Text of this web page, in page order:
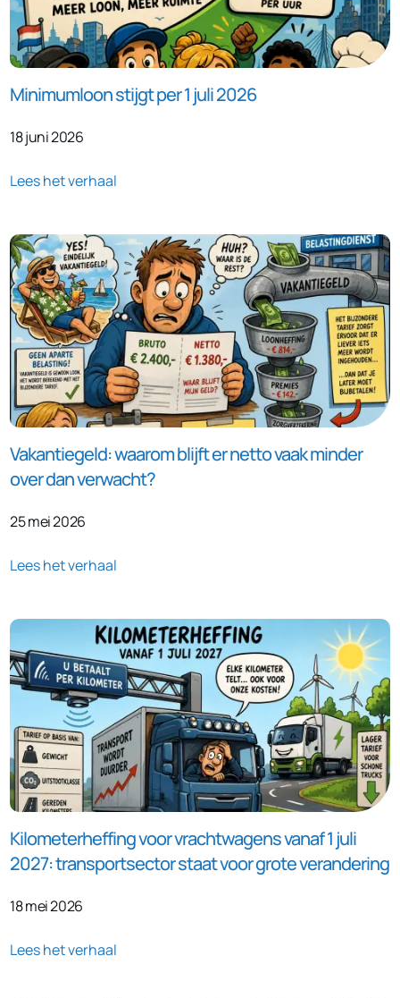
Minimumloon stijgt per 1 juli 2026
18 juni 2026
Lees het verhaal
Vakantiegeld: waarom blijft er netto vaak minder
over dan verwacht?
25 mei 2026
Lees het verhaal
Kilometerheffing voor vrachtwagens vanaf 1 juli
2027: transportsector staat voor grote verandering
18 mei 2026
Lees het verhaal